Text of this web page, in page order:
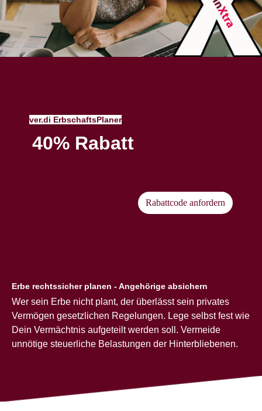
ver.di ErbschaftsPlaner
40% Rabatt
Rabattcode anfordern
Erbe rechtssicher planen - Angehörige absichern
Wer sein Erbe nicht plant, der überlässt sein privates
Vermögen gesetzlichen Regelungen. Lege selbst fest wie
Dein Vermächtnis aufgeteilt werden soll. Vermeide
unnötige steuerliche Belastungen der Hinterbliebenen.